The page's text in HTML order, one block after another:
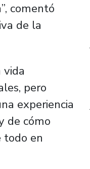
comentó
de la
pero
experiencia
de cómo
todo en